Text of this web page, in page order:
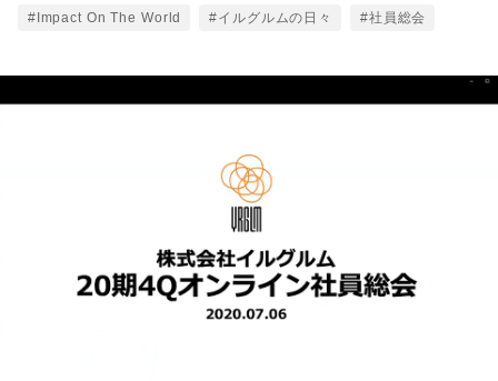
Tags
#Impact On The World #イルグルムの日々 #社員総会